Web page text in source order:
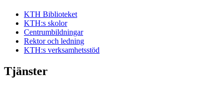
KTH Biblioteket
KTH:s skolor
Centrumbildningar
Rektor och ledning
KTH:s verksamhetsstöd
Tjänster